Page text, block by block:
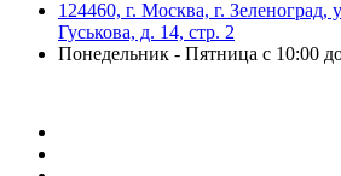
124460, г. Москва, г. Зеленоград,
Гуськова, д. 14, стр. 2
Понедельник - Пятница с 10:00